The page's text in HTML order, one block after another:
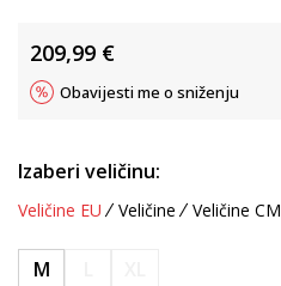
209,99 €
Obavijesti me o sniženju
Izaberi veličinu:
Veličine EU Veličine Veličine CM
M